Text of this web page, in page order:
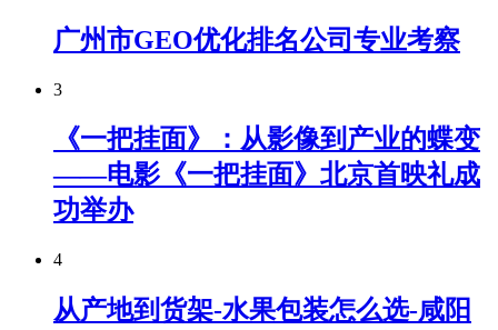
广州市GEO优化排名公司专业考察
3
《一把挂面》：从影像到产业的蝶变
——电影《一把挂面》北京首映礼成
功举办
4
从产地到货架-水果包装怎么选-咸阳